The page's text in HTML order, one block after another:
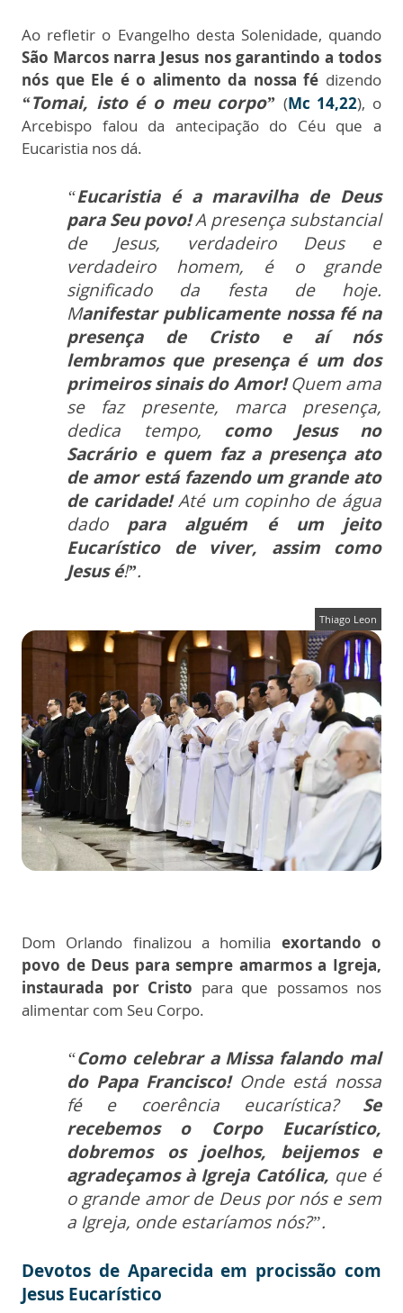
Ao refletir o Evangelho desta Solenidade, quando
São Marcos narra Jesus nos garantindo a todos
nós que Ele é o alimento da nossa fé dizendo
“Tomai, isto é o meu corpo” (Mc 14,22), o
Arcebispo falou da antecipação do Céu que a
Eucaristia nos dá.
“Eucaristia é a maravilha de Deus
para Seu povo!A presença substancial
de Jesus, verdadeiro Deus e
verdadeiro homem, é o grande
significado da festa de hoje.
Manifestar publicamente nossa fé na
presença de Cristo e aí nós
lembramos que presença é um dos
primeiros sinais do Amor!Quem ama
se faz presente, marca presença,
dedica tempo, como Jesus no
Sacrário e quem faz a presença ato
de amor está fazendo um grande ato
de caridade!Até um copinho de água
dadopara alguém é um jeito
Eucarístico de viver, assim como
Jesus é!”.
Thiago Leon
Dom Orlando finalizou a homilia exortando o
povo de Deus para sempre amarmos a Igreja,
instaurada por Cristo para que possamos nos
alimentar com Seu Corpo.
“Como celebrar a Missa falando mal
do Papa Francisco! Onde está nossa
fé e coerência eucarística? Se
recebemos o Corpo Eucarístico,
dobremos os joelhos, beijemos e
agradeçamos à Igreja Católica, que é
o grande amor de Deus por nós e sem
a Igreja, onde estaríamos nós?”.
Devotos de Aparecida em procissão com
Jesus Eucarístico